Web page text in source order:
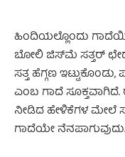
ಹಿಂದಿಯಲ್ಲೊಂದು
ಬೋಲಿ ಜಿಸ್‌ಮೆ ಸತ್ತರ್ ಛೇದ್’
ಸತ್ತ ಹೆಗ್ಗಣ
ಎಂಬ ಗಾದೆ ಸೂಕ್ತವಾಗಿದೆ.
ನೀಡಿದ ಹೇಳಿಕೆಗಳ ಮೇಲೆ
ಗಾದೆಯೇ ನೆನಪಾಗುವುದು.